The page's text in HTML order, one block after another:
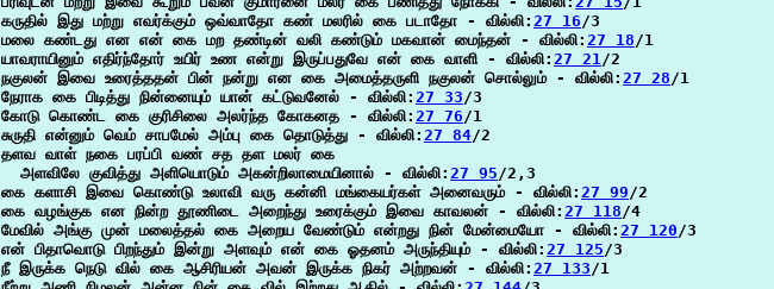
கருதில் இது மற்று எவர்க்கும் ஒவ்வாதோ கண் மலரில் கை படாதோ - வில்லி: 27 16/3
மலை கண்டது என என் கை மற தண்டின் வலி கண்டும் மகவான் மைந்தன் - வில்லி: 27 18/1
யாவராயினும் எதிர்ந்தோர் உயிர் உண என்று இருப்பதுவே என் கை வாளி - வில்லி: 27 21/2
நகுலன் இவை உரைத்ததன் பின் நன்று என கை அமைத்தருளி நகுலன் சொல்லும் - வில்லி: 27 28/1
நேராக கை பிடித்து நின்னையும் யான் கட்டுவனேல் - வில்லி: 27 33/3
கோடு கொண்ட கை குரிசிலை அலர்ந்த கோகனத - வில்லி: 27 76/1
சுருதி என்னும் வெம் சாபமேல் அம்பு கை தொடுத்து - வில்லி: 27 84/2
தளவ வாள் நகை பரப்பி வண் சத தள மலர் கை
  அளவிலே குவித்து அளியொடும் அகன்றிலாமையினால் - வில்லி:
27 95/2,3
கை களாசி இவை கொண்டு உலாவி வரு கன்னி மங்கையர்கள் அனைவரும் - வில்லி: 27 99/2
கை வழங்குக என நின்ற தூணிடை அறைந்து உரைக்கும் இவை காவலன் - வில்லி: 27 118/4
மேவில் அங்கு முன் மலைத்தல் கை அறைய வேண்டும் என்றது நின் மேன்மையோ - வில்லி: 27 120/3
என் பிதாவொடு பிறந்தும் இன்று அளவும் என் கை ஓதனம் அருந்தியும் - வில்லி: 27 125/3
நீ இருக்க நெடு வில் கை ஆசிரியன் அவன் இருக்க நிகர் அற்றவன் - வில்லி: 27 133/1